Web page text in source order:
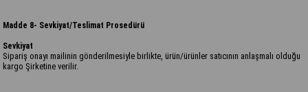
Madde 8- Sevkiyat/Teslimat Prosedürü
Sevkiyat
Sipariş onayı mailinin gönderilmesiyle birlikte, ürün/ürünler satıcının anlaşmalı olduğu
kargo Şirketine verilir.